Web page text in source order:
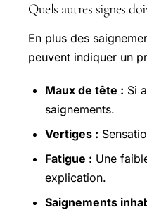
Quels autres signes
En plus des
peuvent indiquer un
Maux de tête : Si
saignements.
Vertiges :
Fatigue : Une
explication.
Saignements